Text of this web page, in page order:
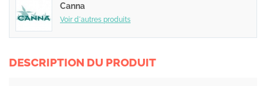
Canna
Voir d´autres produits
DESCRIPTION DU PRODUIT